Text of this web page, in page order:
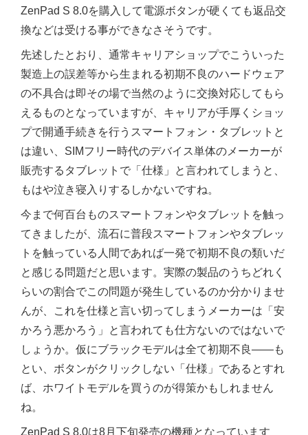
ZenPad S 8.0を購入して電源ボタンが硬くても返品交
換などは受ける事ができなさそうです。
先述したとおり、通常キャリアショップでこういった
製造上の誤差等から生まれる初期不良のハードウェア
の不具合は即その場で当然のように交換対応してもら
えるものとなっていますが、キャリアが手厚くショッ
プで開通手続きを行うスマートフォン・タブレットと
は違い、SIMフリー時代のデバイス単体のメーカーが
販売するタブレットで「仕様」と言われてしまうと、
もはや泣き寝入りするしかないですね。
今まで何百台ものスマートフォンやタブレットを触っ
てきましたが、流石に普段スマートフォンやタブレッ
トを触っている人間であれば一発で初期不良の類いだ
と感じる問題だと思います。実際の製品のうちどれく
らいの割合でこの問題が発生しているのか分かりませ
んが、これを仕様と言い切ってしまうメーカーは「安
かろう悪かろう」と言われても仕方ないのではないで
しょうか。仮にブラックモデルは全て初期不良——も
とい、ボタンがクリックしない「仕様」であるとすれ
ば、ホワイトモデルを買うのが得策かもしれません
ね。
ZenPad S 8.0は8月下旬発売の機種となっています